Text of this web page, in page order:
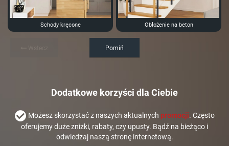
Schody kręcone Obłożenie na beton
Pomiń
Dodatkowe korzyści dla Ciebie
Możesz skorzystać z naszych aktualnych promocji. Często
oferujemy duże zniżki, rabaty, czy upusty. Bądź na bieżąco i
odwiedzaj naszą stronę internetową.